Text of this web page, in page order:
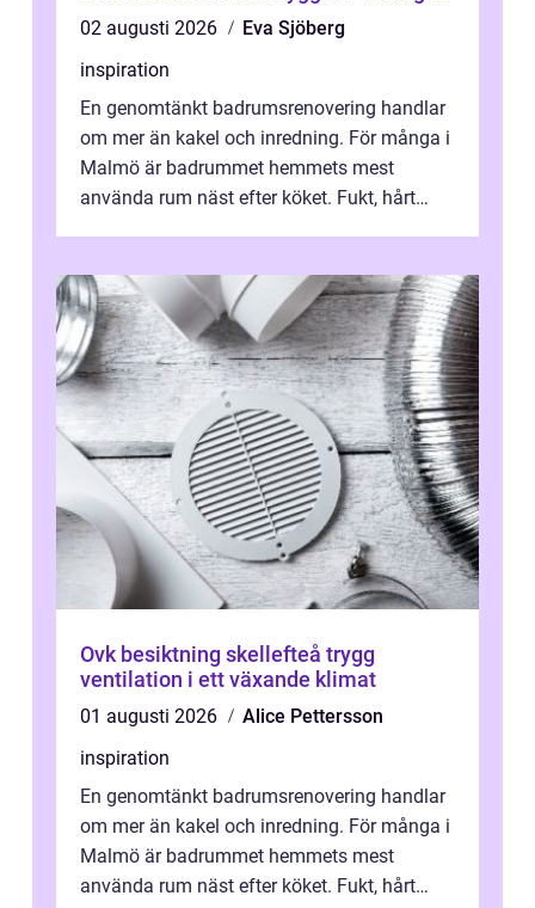
02 augusti 2026
Eva Sjöberg
inspiration
En genomtänkt badrumsrenovering handlar
om mer än kakel och inredning. För många i
Malmö är badrummet hemmets mest
använda rum näst efter köket. Fukt, hårt
Ovk besiktning skellefteå trygg
ventilation i ett växande klimat
01 augusti 2026
Alice Pettersson
inspiration
En genomtänkt badrumsrenovering handlar
om mer än kakel och inredning. För många i
Malmö är badrummet hemmets mest
använda rum näst efter köket. Fukt, hårt